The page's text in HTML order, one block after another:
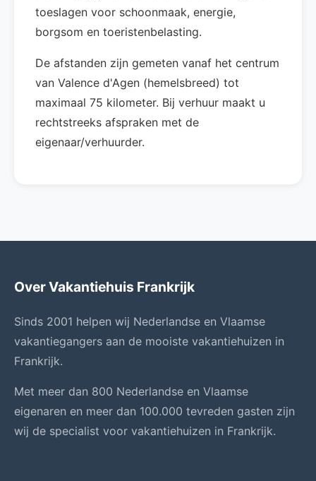
toeslagen voor schoonmaak, energie,
borgsom en toeristenbelasting.
De afstanden zijn gemeten vanaf het centrum
van Valence d'Agen (hemelsbreed) tot
maximaal 75 kilometer. Bij verhuur maakt u
rechtstreeks afspraken met de
eigenaar/verhuurder.
Over Vakantiehuis Frankrijk
Sinds 2001 helpen wij Nederlandse en Vlaamse
vakantiegangers aan de mooiste vakantiehuizen in
Frankrijk.
Met meer dan 800 Nederlandse en Vlaamse
eigenaren en meer dan 100.000 tevreden gasten zijn
wij de specialist voor vakantiehuizen in Frankrijk.